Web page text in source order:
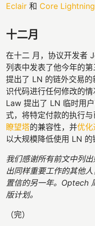
Eclair 和 Core Lightning
十二月
在十二 月，协议开发者
列表中发表了他今年的
提出了 LN 的链外交易
识代码进行任何修改的情
Law 提出了 LN 临时用
式，将特定付款的执行
瞭望塔的兼容性，并优化
以大规模降低使用 LN 的
我们感谢所有前文中列
出同样重要工作的其他
置信的另一年。Optech
版计划。
（完）